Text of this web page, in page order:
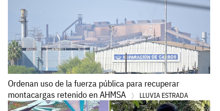
Ordenan uso de la fuerza pública para recuperar
montacargas retenido en AHMSA
LLUVIA ESTRADA